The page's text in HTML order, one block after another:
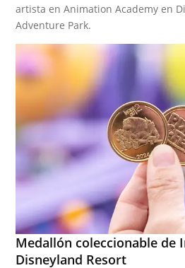
artista en Animation Academy en
Adventure Park.
Medallón coleccionable de
Disneyland Resort